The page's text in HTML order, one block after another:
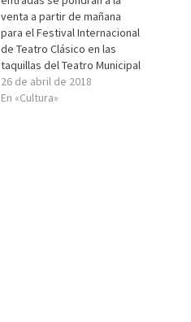
venta a partir de mañana
para el Festival Internacional
de Teatro Clásico en las
taquillas del Teatro Municipal
26 de abril de 2018
En «Cultura»